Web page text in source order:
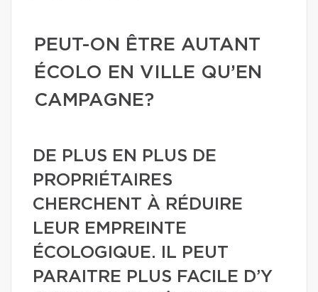
PEUT-ON ÊTRE AUTANT
ÉCOLO EN VILLE QU’EN
CAMPAGNE?
DE PLUS EN PLUS DE
PROPRIÉTAIRES
CHERCHENT À RÉDUIRE
LEUR EMPREINTE
ÉCOLOGIQUE. IL PEUT
PARAITRE PLUS FACILE D’Y